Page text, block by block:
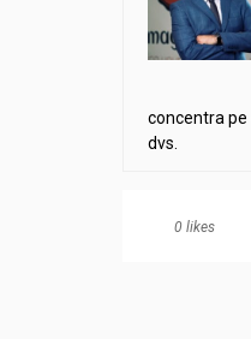
concentra pe
dvs.
0 likes